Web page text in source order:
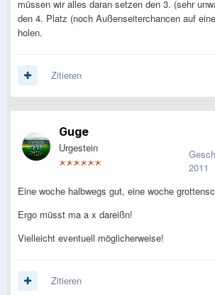
müssen wir alles daran setzen den 3. (sehr
den 4. Platz (noch Außenseiterchancen auf
holen.
Zitieren
Guge
Urgestein
2011
Eine woche halbwegs gut, eine woche
Ergo müsst ma a x dareißn!
Vielleicht eventuell möglicherweise!
Zitieren